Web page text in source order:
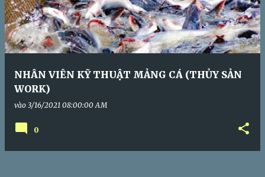
NHÂN VIÊN KỸ THUẬT MẢNG CÁ (THỦY SẢN
WORK)
vào 3/16/2021 08:00:00 AM
0